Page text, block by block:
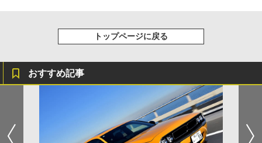
トップページに戻る
おすすめ記事